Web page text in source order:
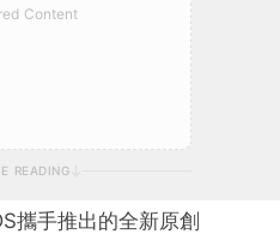
Content
READING
攜手推出的全新原創